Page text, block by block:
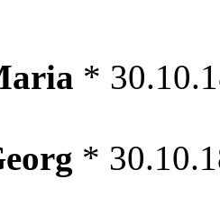
*
*